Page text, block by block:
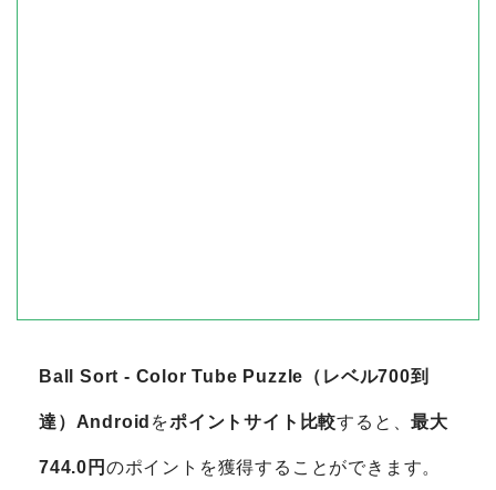
Ball Sort - Color Tube Puzzle（レベル700到
達）Android をポイントサイト比較すると、最大
744.0円 のポイントを獲得することができます。